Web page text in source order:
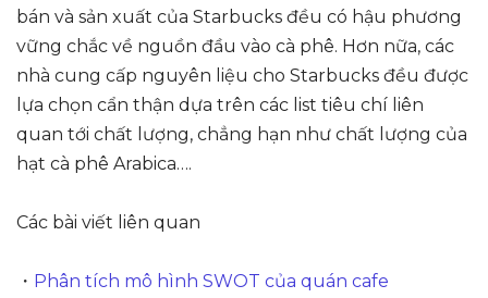
bán và sản xuất của Starbucks đều có hậu phương
vững chắc về nguồn đầu vào cà phê. Hơn nữa, các
nhà cung cấp nguyên liệu cho Starbucks đều được
lựa chọn cẩn thận dựa trên các list tiêu chí liên
quan tới chất lượng, chẳng hạn như chất lượng của
hạt cà phê Arabica….
Các bài viết liên quan
・ Phân tích mô hình SWOT của quán cafe